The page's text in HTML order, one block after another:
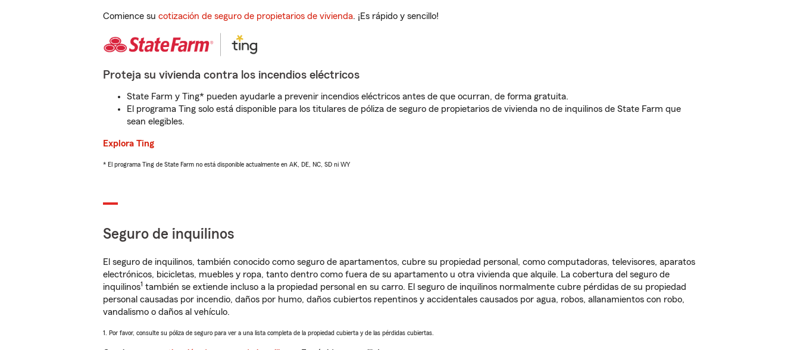
Comience su cotización de seguro de propietarios de vivienda. ¡Es rápido y sencillo!
Proteja su vivienda contra los incendios eléctricos
State Farm y Ting* pueden ayudarle a prevenir incendios eléctricos antes de que ocurran, de forma gratuita.
El programa Ting solo está disponible para los titulares de póliza de seguro de propietarios de vivienda no de inquilinos de State Farm que
sean elegibles.
Explora Ting
* El programa Ting de State Farm no está disponible actualmente en AK, DE, NC, SD ni WY
Seguro de inquilinos
El seguro de inquilinos, también conocido como seguro de apartamentos, cubre su propiedad personal, como computadoras, televisores, aparatos
electrónicos, bicicletas, muebles y ropa, tanto dentro como fuera de su apartamento u otra vivienda que alquile. La cobertura del seguro de
inquilinos1 también se extiende incluso a la propiedad personal en su carro. El seguro de inquilinos normalmente cubre pérdidas de su propiedad
personal causadas por incendio, daños por humo, daños cubiertos repentinos y accidentales causados por agua, robos, allanamientos con robo,
vandalismo o daños al vehículo.
1. Por favor, consulte su póliza de seguro para ver a una lista completa de la propiedad cubierta y de las pérdidas cubiertas.